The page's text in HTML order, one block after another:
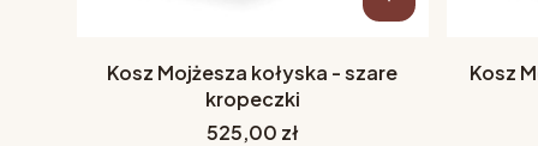
Kosz Mojżesza kołyska - szare
kropeczki
Cena
525,00 zł
Kosz